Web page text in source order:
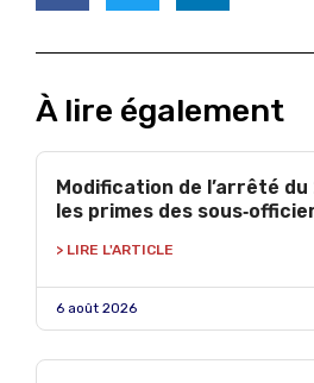
À lire également
Modification de l’arrêté
les primes des
> LIRE L'ARTICLE
6 août 2026